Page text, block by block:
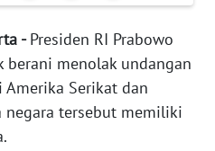
-Presiden RI Prabowo
menolak undangan
Serikat dan
negara tersebut memiliki